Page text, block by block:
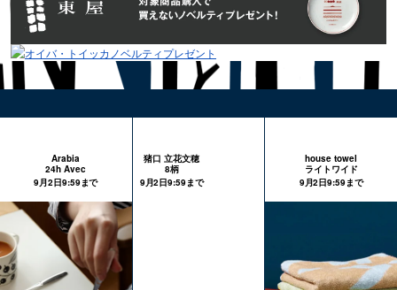
Arabia
24h Avec
9月2日9:59まで
猪口 立花文穂
8柄
9月2日9:59まで
house towel
ライトワイド
9月2日9:59まで